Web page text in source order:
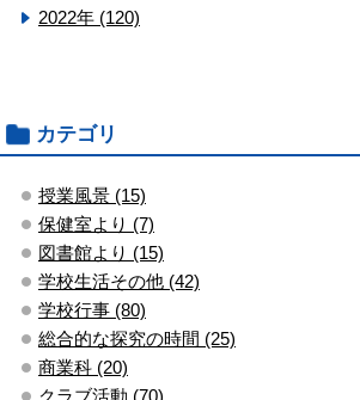
2022年 (120)
カテゴリ
授業風景 (15)
保健室より (7)
図書館より (15)
学校生活その他 (42)
学校行事 (80)
総合的な探究の時間 (25)
商業科 (20)
クラブ活動 (70)